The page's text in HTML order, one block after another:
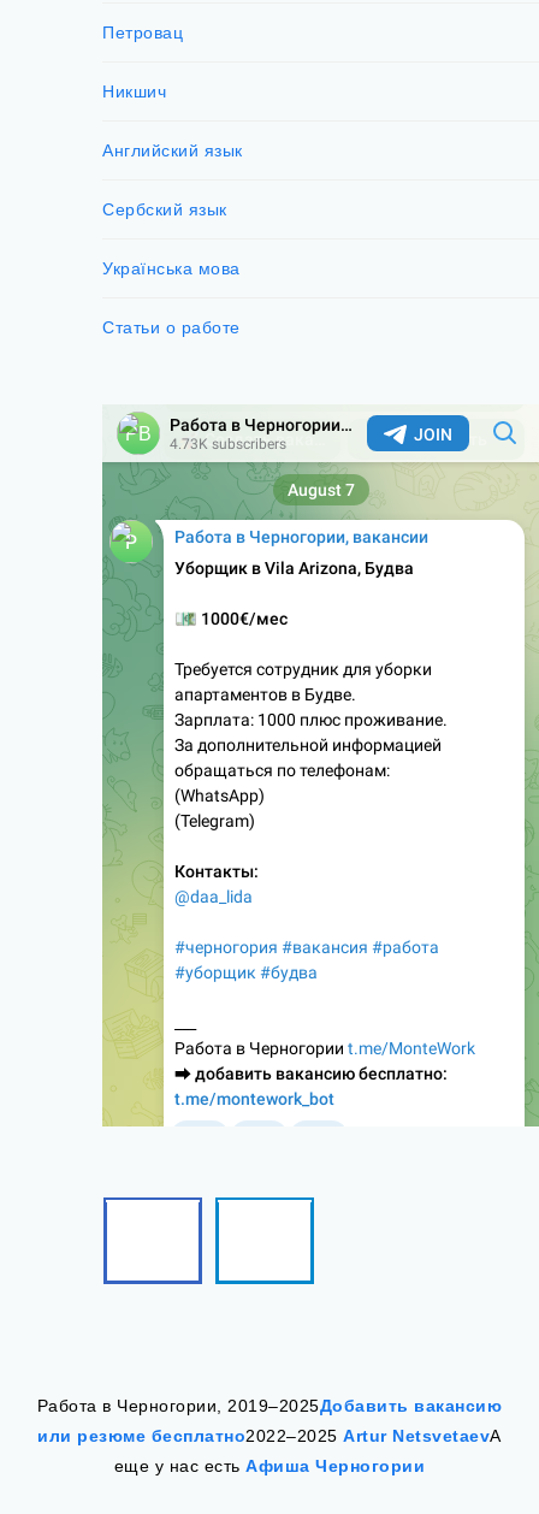
Петровац
Никшич
Английский язык
Сербский язык
Українська мова
Статьи о работе
Работа в Черногории, 2019–2025Добавить вакансию
или резюме бесплатно2022–2025Artur NetsvetaevА
еще у нас естьАфиша Черногории